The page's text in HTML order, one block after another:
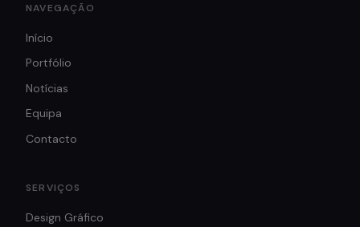
NAVEGAÇÃO
Início
Portfólio
Notícias
Equipa
Contacto
SERVIÇOS
Design Gráfico